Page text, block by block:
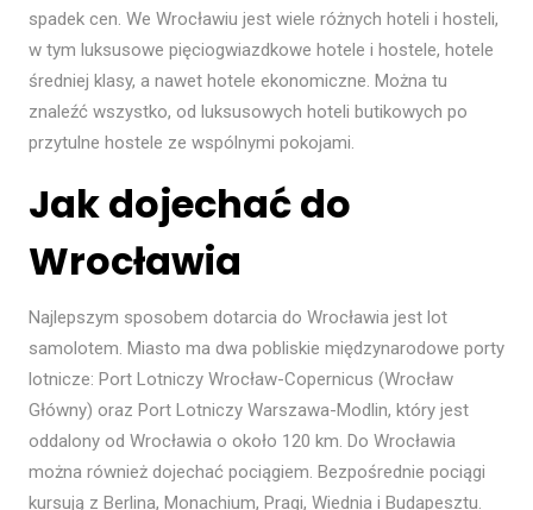
spadek cen. We Wrocławiu jest wiele różnych hoteli i hosteli,
w tym luksusowe pięciogwiazdkowe hotele i hostele, hotele
średniej klasy, a nawet hotele ekonomiczne. Można tu
znaleźć wszystko, od luksusowych hoteli butikowych po
przytulne hostele ze wspólnymi pokojami.
Jak dojechać do
Wrocławia
Najlepszym sposobem dotarcia do Wrocławia jest lot
samolotem. Miasto ma dwa pobliskie międzynarodowe porty
lotnicze: Port Lotniczy Wrocław-Copernicus (Wrocław
Główny) oraz Port Lotniczy Warszawa-Modlin, który jest
oddalony od Wrocławia o około 120 km. Do Wrocławia
można również dojechać pociągiem. Bezpośrednie pociągi
kursują z Berlina, Monachium, Pragi, Wiednia i Budapesztu.